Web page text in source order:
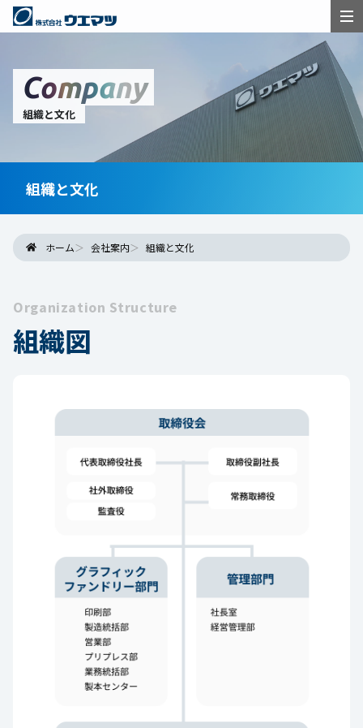
Company
組織と文化
組織と文化
ホーム 会社案内 組織と文化
Organization Structure
組織図